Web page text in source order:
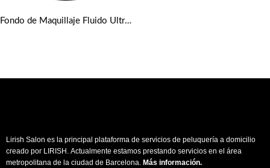
Fondo de Maquillaje Fluido Ultra HD tonos medios de Make up Forever
Lirish Salon es la principal plataforma de servicios de peluquería a domicilio
creado por LIRISH. Actualmente estamos prestando servicios en el área
metropolitana de la ciudad de Barcelona. Más información.